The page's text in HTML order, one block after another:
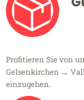
Profitieren Sie von
Gelsenkirchen →
einzugehen.